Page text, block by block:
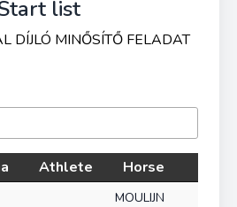
list
DÍJLÓ MINŐSÍTŐ FELADAT
Athlete Horse
MOULIJN